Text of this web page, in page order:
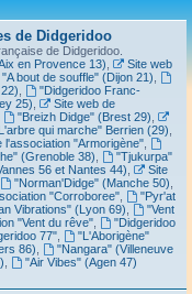
de Didgeridoo
de Didgeridoo.
en Provence 13)
Site web
"A bout de souffle" (Dijon 21)
"Didgeridoo Franc-
25)
Site web de
"Breizh Didge" (Brest 29)
qui marche" Berrien (29)
l'association "Armorigène",
(Grenoble 38)
"Tjukurpa"
56 et Nantes 44)
Site
"Norman'Didge" (Manche 50)
"Corroboree",
"Pyr'at
Vibrations" (Lyon 69)
"Vent
"Vent du rêve",
"Didgeridoo
77",
"L'Aborigène"
86)
"Nangara" (Villeneuve
"Air Vibes" (Agen 47)